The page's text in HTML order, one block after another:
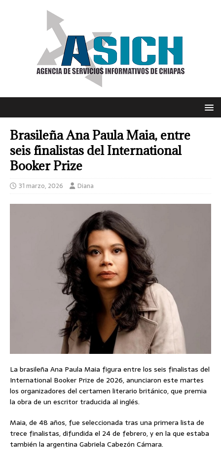
Brasileña Ana Paula Maia, entre
seis finalistas del International
Booker Prize
31 marzo, 2026 Diana
La brasileña Ana Paula Maia figura entre los seis finalistas del
International Booker Prize de 2026, anunciaron este martes
los organizadores del certamen literario británico, que premia
la obra de un escritor traducida al inglés.
Maia, de 48 años, fue seleccionada tras una primera lista de
trece finalistas, difundida el 24 de febrero, y en la que estaba
también la argentina Gabriela Cabezón Cámara.